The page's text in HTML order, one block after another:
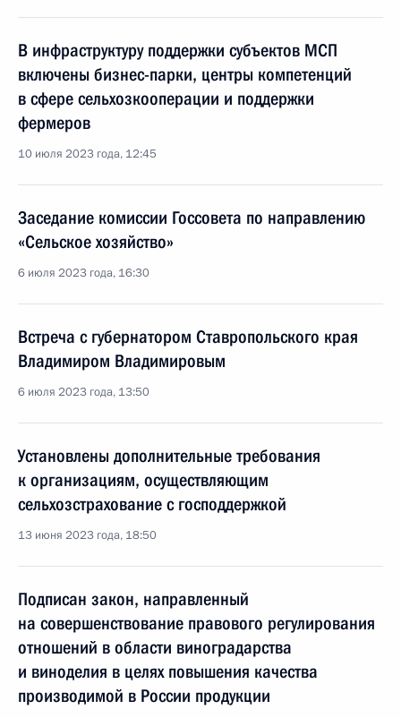
В инфраструктуру поддержки субъектов МСП
включены бизнес-парки, центры компетенций
в сфере сельхозкооперации и поддержки
фермеров
10 июля 2023 года, 12:45
Заседание комиссии Госсовета по направлению
«Сельское хозяйство»
6 июля 2023 года, 16:30
Встреча с губернатором Ставропольского края
Владимиром Владимировым
6 июля 2023 года, 13:50
Установлены дополнительные требования
к организациям, осуществляющим
сельхозстрахование с господдержкой
13 июня 2023 года, 18:50
Подписан закон, направленный
на совершенствование правового регулирования
отношений в области виноградарства
и виноделия в целях повышения качества
производимой в России продукции